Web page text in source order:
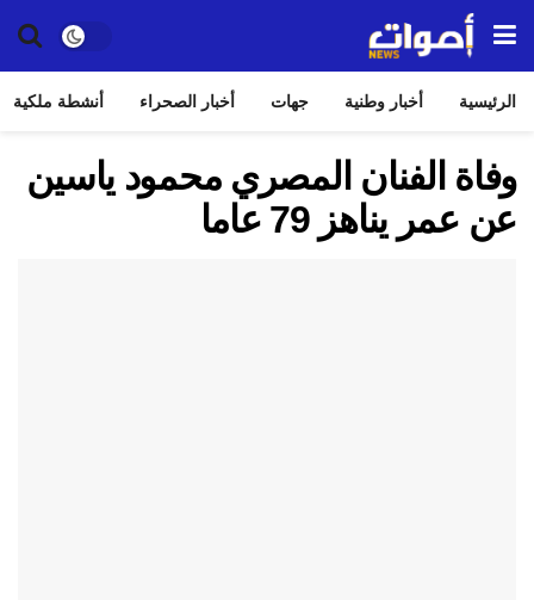
الرئيسية أخبار وطنية جهات أخبار الصحراء أنشطة ملكية
وفاة الفنان المصري محمود ياسين
عن عمر يناهز 79 عاما